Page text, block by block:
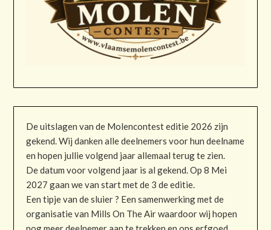
De uitslagen van de Molencontest editie 2026 zijn
gekend. Wij danken alle deelnemers voor hun deelname
en hopen jullie volgend jaar allemaal terug te zien.
De datum voor volgend jaar is al gekend. Op 8 Mei
2027 gaan we van start met de 3 de editie.
Een tipje van de sluier ? Een samenwerking met de
organisatie van Mills On The Air waardoor wij hopen